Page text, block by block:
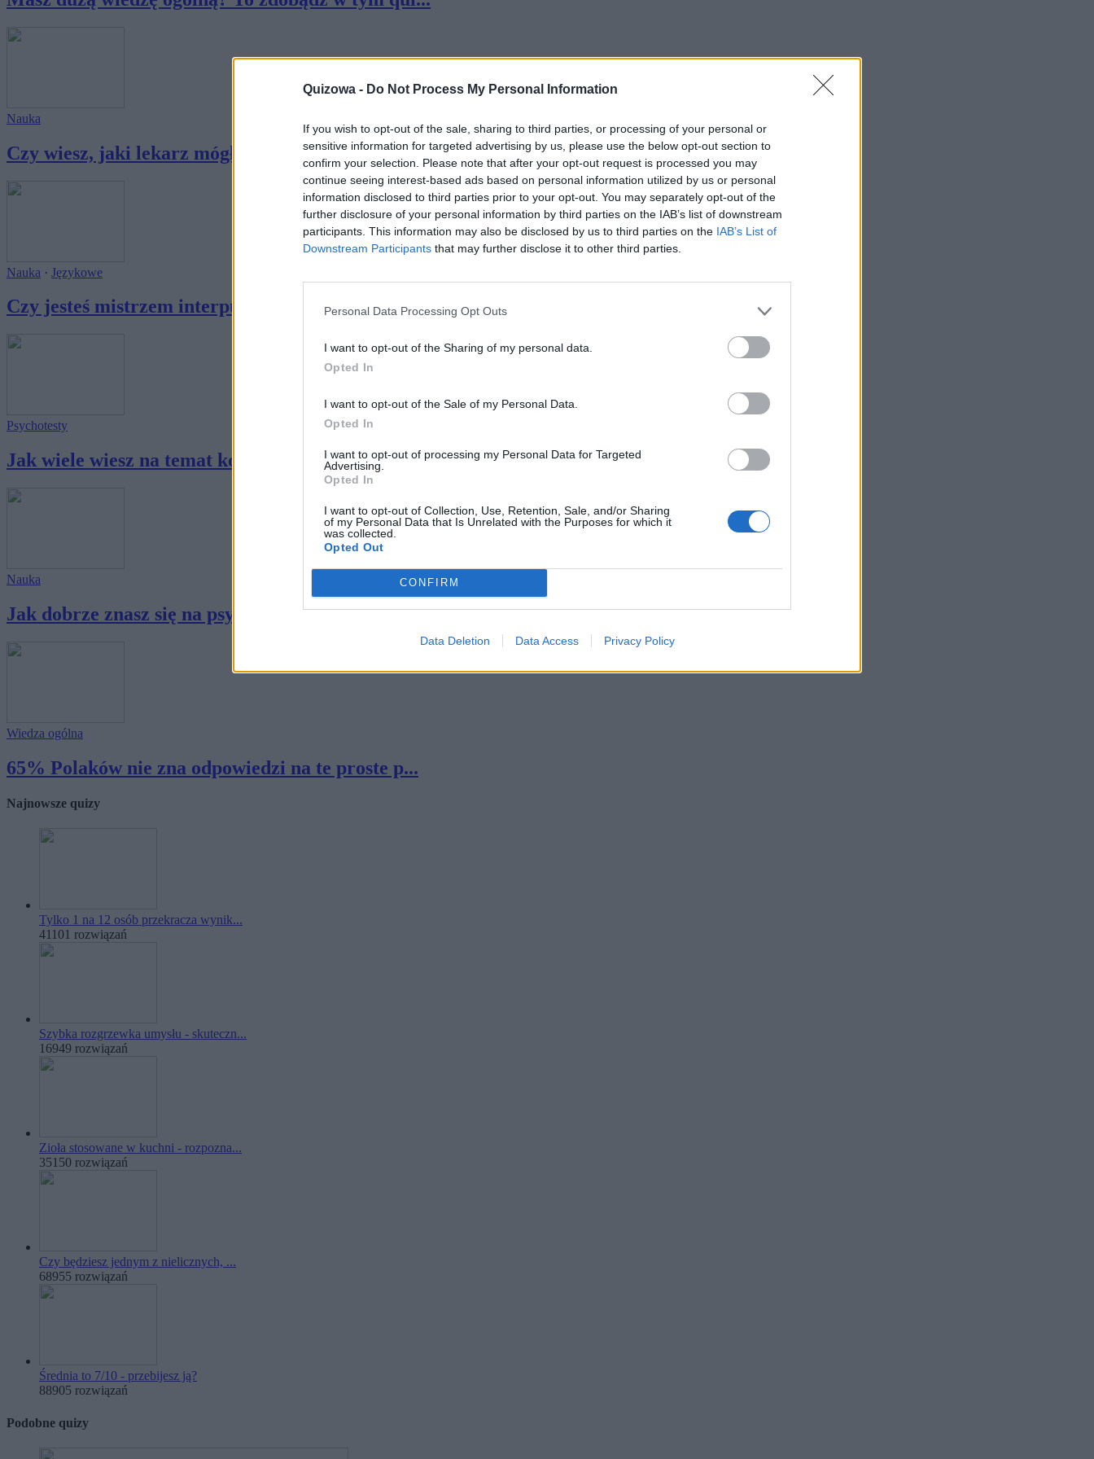
Quizowa - Do Not Process My Personal Information
If you wish to opt-out of the sale, sharing to third parties, or processing of your personal or
sensitive information for targeted advertising by us, please use the below opt-out section to
confirm your selection. Please note that after your opt-out request is processed you may
continue seeing interest-based ads based on personal information utilized by us or personal
information disclosed to third parties prior to your opt-out. You may separately opt-out of the
further disclosure of your personal information by third parties on the IAB’s list of downstream
participants. This information may also be disclosed by us to third parties on the IAB’s List of
Downstream Participants that may further disclose it to other third parties.
Personal Data Processing Opt Outs
I want to opt-out of the Sharing of my personal data.
Opted In
I want to opt-out of the Sale of my Personal Data.
Opted In
I want to opt-out of processing my Personal Data for Targeted
Advertising.
Opted In
I want to opt-out of Collection, Use, Retention, Sale, and/or Sharing
of my Personal Data that Is Unrelated with the Purposes for which it
was collected.
Opted Out
CONFIRM
Data Deletion Data Access Privacy Policy
Nauka
Czy wiesz, jaki lekarz mógłby zlecić te badan...
Nauka · Językowe
Czy jesteś mistrzem interpunkcji?
Psychotesty
Jak wiele wiesz na temat kompleksów?
Nauka
Jak dobrze znasz się na psychologii?
Wiedza ogólna
65% Polaków nie zna odpowiedzi na te proste p...
Najnowsze quizy
Tylko 1 na 12 osób przekracza wynik...
41101 rozwiązań
Szybka rozgrzewka umysłu - skuteczn...
16949 rozwiązań
Zioła stosowane w kuchni - rozpozna...
35150 rozwiązań
Czy będziesz jednym z nielicznych, ...
68955 rozwiązań
Średnia to 7/10 - przebijesz ją?
88905 rozwiązań
Podobne quizy